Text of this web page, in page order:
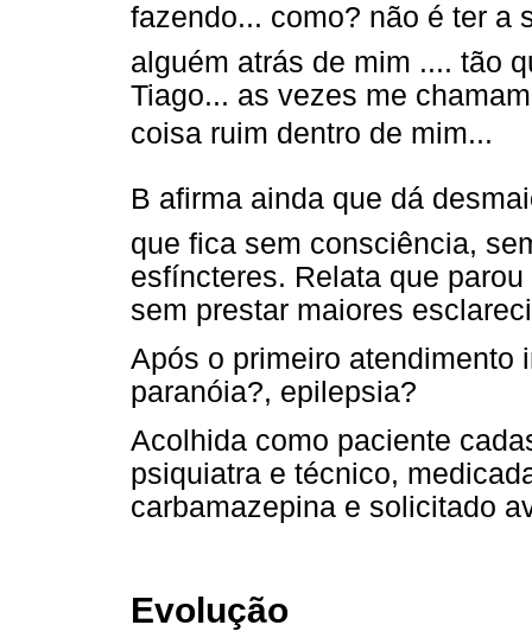
fazendo... como? não é ter
alguém atrás de mim .... tão
Tiago... as vezes me
coisa ruim dentro de mim...
B afirma ainda que dá
que fica sem consciência,
esfíncteres. Relata que
sem prestar maiores
Após o primeiro atendimento
paranóia?, epilepsia?
Acolhida como paciente
psiquiatra e técnico,
carbamazepina e solicitado
Evolução